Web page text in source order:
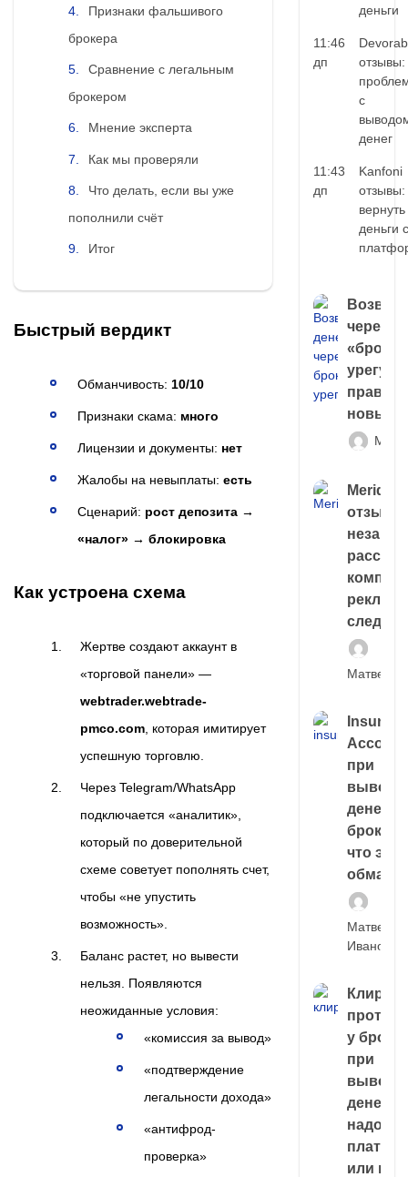
Признаки фальшивого
брокера
Сравнение с легальным
брокером
Мнение эксперта
Как мы проверяли
Что делать, если вы уже
пополнили счёт
Итог
Быстрый вердикт
Обманчивость: 10/10
Признаки скама: много
Лицензии и документы: нет
Жалобы на невыплаты: есть
Сценарий: рост депозита →
«налог» → блокировка
Как устроена схема
Жертве создают аккаунт в
«торговой панели» —
webtrader.webtrade-
pmco.com , которая имитирует
успешную торговлю.
Через Telegram/WhatsApp
подключается «аналитик»,
который по доверительной
схеме советует пополнять счет,
чтобы «не упустить
возможность».
Баланс растет, но вывести
нельзя. Появляются
неожиданные условия:
«комиссия за вывод»
«подтверждение
легальности дохода»
«антифрод-
проверка»
деньги
11:46
дп
отзывы:
с
денег
11:43
дп
Kanfoni
отзывы:
вернуть
деньги с
через
правда
новый
следа
Матвей
Account
при
выводе
денег у
что это,
обман?
Матвей
Иванов
Клиринг
у
при
выводе
денег,
надо
платить
или